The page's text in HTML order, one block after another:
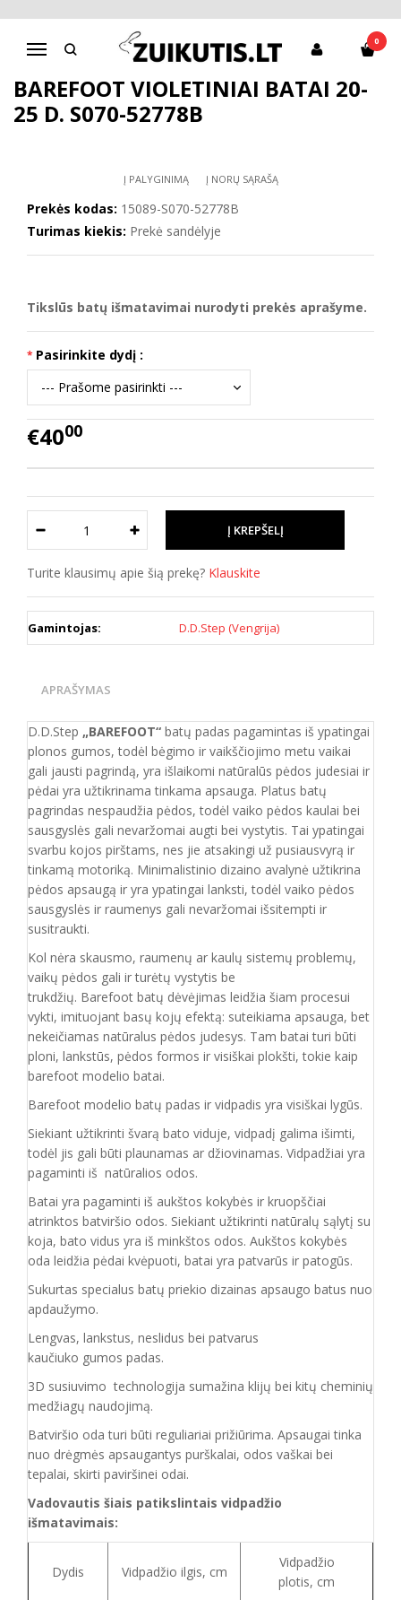
Navigacija
0
Pagrindinis
D.D.Step batai mergaitėms
Barefoot violetiniai batai 20-25 d. S070-52778B
BAREFOOT VIOLETINIAI BATAI 20-
25 D. S070-52778B
Į PALYGINIMĄ Į NORŲ SĄRAŠĄ
Prekės kodas: 15089-S070-52778B
Turimas kiekis: Prekė sandėlyje
Tikslūs batų išmatavimai nurodyti prekės aprašyme.
Pasirinkite dydį :
€4000
Turite klausimų apie šią prekę? Klauskite
Gamintojas: D.D.Step (Vengrija)
APRAŠYMAS
D.D.Step „BAREFOOT“ batų padas pagamintas iš ypatingai
plonos gumos, todėl bėgimo ir vaikščiojimo metu vaikai
gali jausti pagrindą, yra išlaikomi natūralūs pėdos judesiai ir
pėdai yra užtikrinama tinkama apsauga. Platus batų
pagrindas nespaudžia pėdos, todėl vaiko pėdos kaulai bei
sausgyslės gali nevaržomai augti bei vystytis. Tai ypatingai
svarbu kojos pirštams, nes jie atsakingi už pusiausvyrą ir
tinkamą motoriką. Minimalistinio dizaino avalynė užtikrina
pėdos apsaugą ir yra ypatingai lanksti, todėl vaiko pėdos
sausgyslės ir raumenys gali nevaržomai išsitempti ir
susitraukti.
Kol nėra skausmo, raumenų ar kaulų sistemų problemų,
vaikų pėdos gali ir turėtų vystytis be
trukdžių. Barefoot batų dėvėjimas leidžia šiam procesui
vykti, imituojant basų kojų efektą: suteikiama apsauga, bet
nekeičiamas natūralus pėdos judesys. Tam batai turi būti
ploni, lankstūs, pėdos formos ir visiškai plokšti, tokie kaip
barefoot modelio batai.
Barefoot modelio batų padas ir vidpadis yra visiškai lygūs.
Siekiant užtikrinti švarą bato viduje, vidpadį galima išimti,
todėl jis gali būti plaunamas ar džiovinamas. Vidpadžiai yra
pagaminti iš natūralios odos.
Batai yra pagaminti iš aukštos kokybės ir kruopščiai
atrinktos batviršio odos. Siekiant užtikrinti natūralų sąlytį su
koja, bato vidus yra iš minkštos odos. Aukštos kokybės
oda leidžia pėdai kvėpuoti, batai yra patvarūs ir patogūs.
Sukurtas specialus batų priekio dizainas apsaugo batus nuo
apdaužymo.
Lengvas, lankstus, neslidus bei patvarus
kaučiuko gumos padas.
3D susiuvimo technologija sumažina klijų bei kitų cheminių
medžiagų naudojimą.
Batviršio oda turi būti reguliariai prižiūrima. Apsaugai tinka
nuo drėgmės apsaugantys purškalai, odos vaškai bei
tepalai, skirti paviršinei odai.
Vadovautis šiais patikslintais vidpadžio
išmatavimais:
Dydis Vidpadžio ilgis, cm
Vidpadžio
plotis, cm